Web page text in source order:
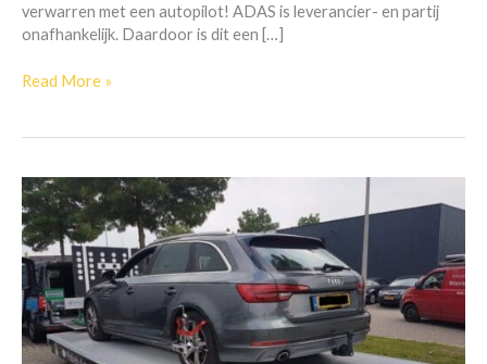
verwarren met een autopilot! ADAS is leverancier- en partij
onafhankelijk. Daardoor is dit een […]
Read More »